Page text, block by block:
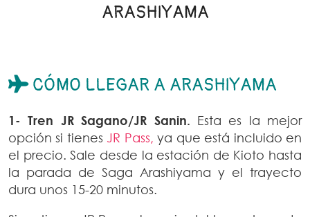
ARASHIYAMA
CÓMO LLEGAR A ARASHIYAMA
1- Tren JR Sagano/JR Sanin. Esta es la mejor
opción si tienes JR Pass, ya que está incluido en
el precio. Sale desde la estación de Kioto hasta
la parada de Saga Arashiyama y el trayecto
dura unos 15-20 minutos.